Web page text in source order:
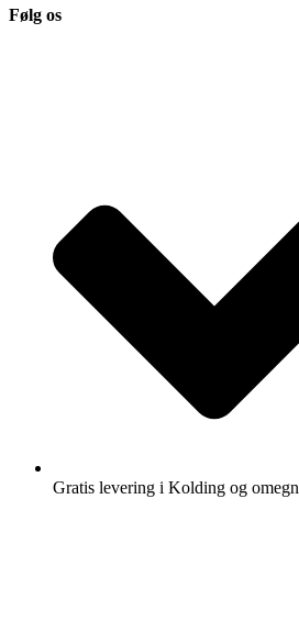
Følg os
Gratis levering i Kolding og omegn